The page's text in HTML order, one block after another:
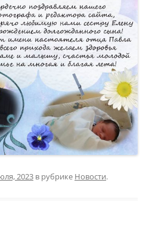
2023 в рубрике Новости.